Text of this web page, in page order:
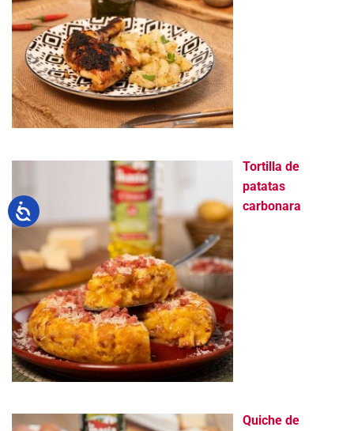
Tortilla de
patatas
carbonara
Quiche de